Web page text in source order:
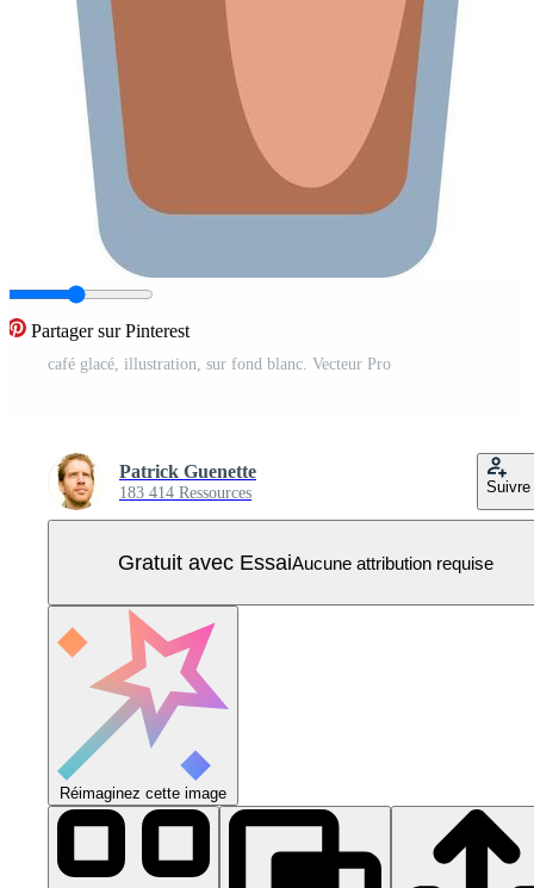
Partager sur Pinterest
café glacé, illustration, sur fond blanc. Vecteur Pro
Patrick Guenette
183 414 Ressources Suivre
Gratuit avec EssaiAucune attribution requise
Réimaginez cette image